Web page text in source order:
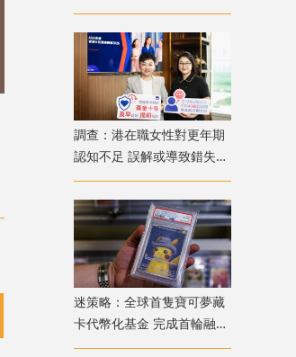
調查：港在職女性對更年期
認知不足 誤解或導致錯失
「黃金預防期」
迷策略：全球首隻寶可夢藏
卡代幣化基金 完成首輪融資
兼獲超購